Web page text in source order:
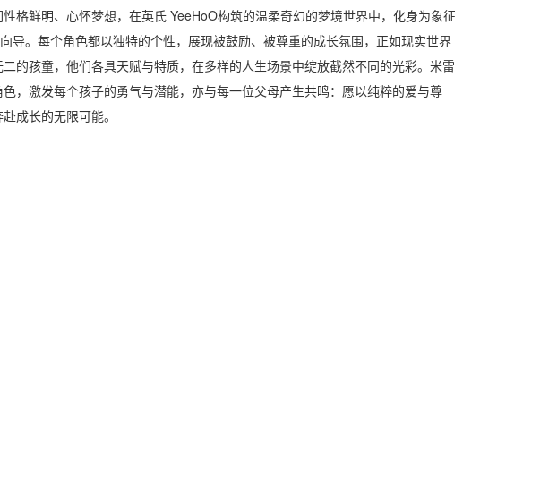
格鲜明、心怀梦想，在英氏 YeeHoO构筑的温柔奇幻的梦境世界中，化身为象征
导。每个角色都以独特的个性，展现被鼓励、被尊重的成长氛围，正如现实世界
的孩童，他们各具天赋与特质，在多样的人生场景中绽放截然不同的光彩。米雷
，激发每个孩子的勇气与潜能，亦与每一位父母产生共鸣：愿以纯粹的爱与尊
成长的无限可能。